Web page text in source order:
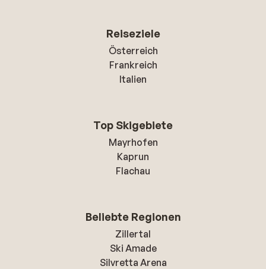
Reiseziele
Österreich
Frankreich
Italien
Top Skigebiete
Mayrhofen
Kaprun
Flachau
Beliebte Regionen
Zillertal
Ski Amade
Silvretta Arena